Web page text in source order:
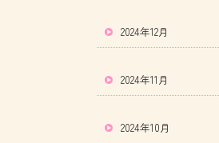
2024年12月
2024年11月
2024年10月